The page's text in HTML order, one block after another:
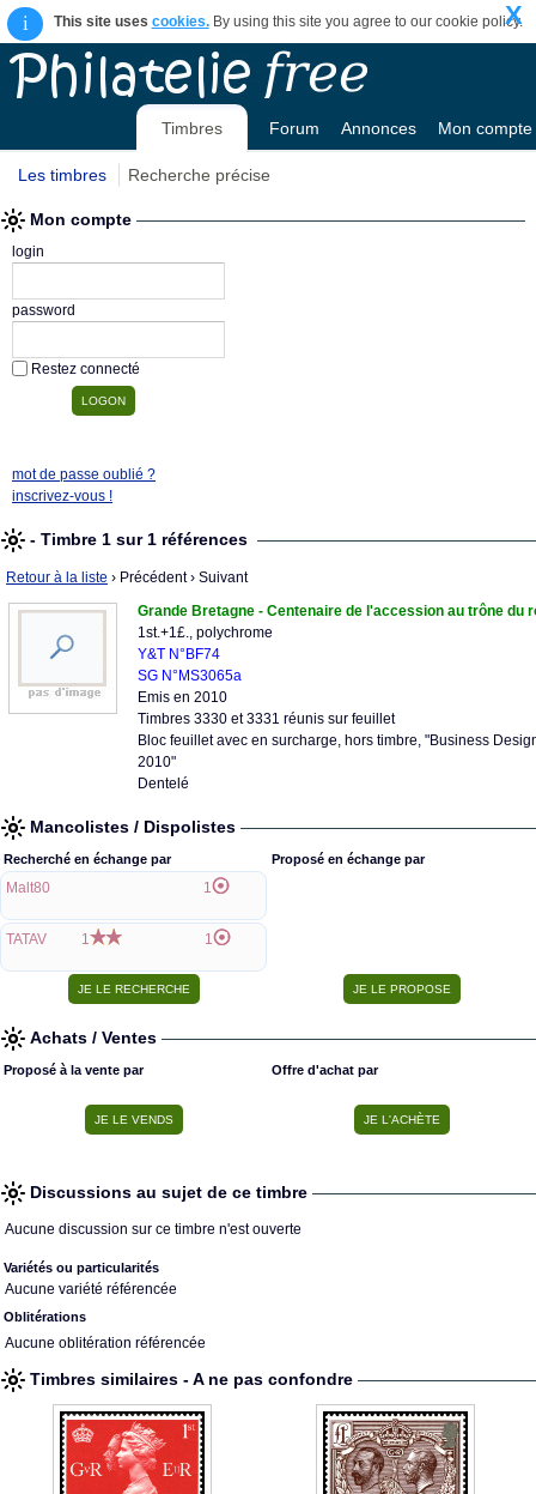
i This site uses cookies.By using this site you agree to our cookie policy.
X
Timbres Forum Annonces Mon compte
Les timbres Recherche précise
Mon compte
login
password
Restez connecté
mot de passe oublié ?
inscrivez-vous !
- Timbre 1 sur 1 références
Retour à la liste › Précédent› Suivant
Grande Bretagne - Centenaire de l'accession au trône du
1st.+1£., polychrome
Y&T N°BF74
SG N°MS3065a
Emis en 2010
Timbres 3330 et 3331 réunis sur feuillet
Bloc feuillet avec en surcharge, hors timbre, "Business
2010"
Dentelé
Mancolistes / Dispolistes
Recherché en échange par
Malt80 1
TATAV 1 1
Proposé en échange par
Achats / Ventes
Proposé à la vente par Offre d'achat par
Discussions au sujet de ce timbre
Aucune discussion sur ce timbre n'est ouverte
Variétés ou particularités
Aucune variété référencée
Oblitérations
Aucune oblitération référencée
Timbres similaires - A ne pas confondre